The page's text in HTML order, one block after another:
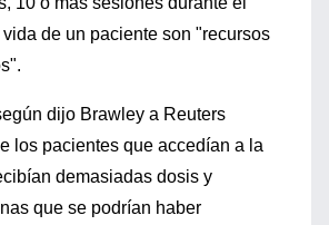
de un paciente son "recursos
dijo Brawley a Reuters
los pacientes que accedían a la
demasiadas dosis y
que se podrían haber